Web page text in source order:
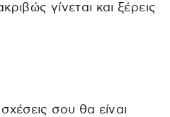
γίνεται και ξέρεις
σου θα είναι